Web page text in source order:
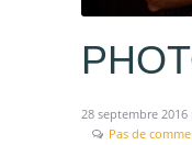
28 septembre 2016
Pas de